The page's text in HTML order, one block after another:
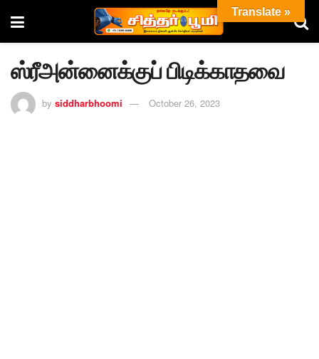
ஸ்ரீஅன்னைக்குப் பிடிக்காதவை
by siddharbhoomi October 26, 2023
Translate »